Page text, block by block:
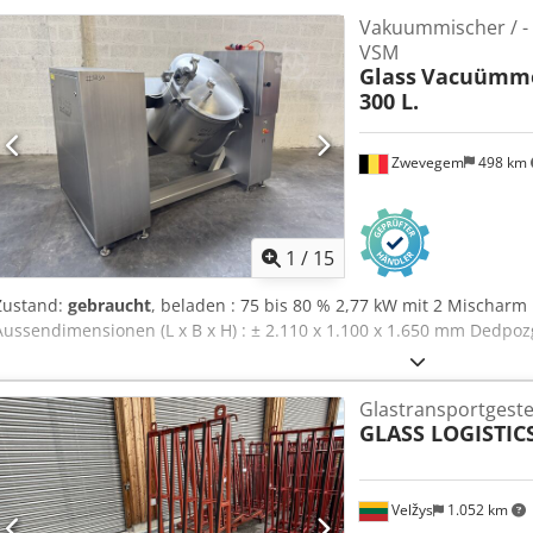
1 / 15
Zwevegem 498 km
Vakuummischer / -
VSM
Glass
300 L.
gebraucht, beladen : 75 bis 80 % 2,77 kW mit 2
(L x B x H) : ± 2.110 x 1.100 x 1.650 mm
Velžys 1.052 km
GLASS